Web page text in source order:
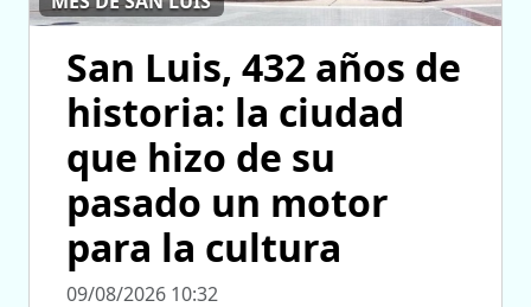
San Luis, 432 años de
historia: la ciudad
que hizo de su
pasado un motor
para la cultura
09/08/2026 10:32